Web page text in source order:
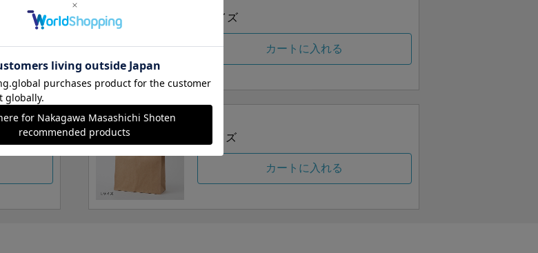
Sサイズ
カートに入れる
Lサイズ
カートに入れる